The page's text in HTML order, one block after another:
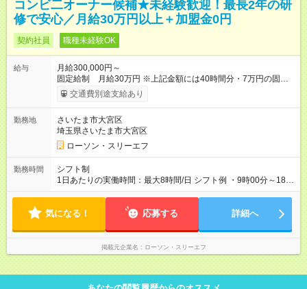
コンビ二オーナー候補★未経験歓迎！最長2年の研
修で安心／月給30万円以上＋加盟金0円
契約社員 職種未経験OK
給与
月給300,000円～
固定給制 月給30万円 ※上記金額には40時間分・7万円の固定
残業代（店舗手当）が含まれています。超過することは考えに
くいですが、固定時間超過分は追加支給します。 ※通勤手当は
ます。 【独立後（FCオーナー）】 あなたの頑張りや工夫次第
で、 収入アップが可能。 複数店舗経営で 年収1000万円以上に
なるオーナーも！ ★研修期間中も 【月給300,000円以上】を
保証 ★独立時に必要な 加盟金（準備金）は0円！ ★独立後も
処分品の一部や 店舗光熱費の50％を本部が 負担など支援が
充実！ 【試用期間】試用期間なし
交通費別途支給あり
勤務地
さいたま市大宮区
埼玉県さいたま市大宮区
ローソン・スリーエフ
勤務時間
シフト制
1日あたりの実働時間：最大8時間/日 シフト例 ・9時00分～18時
00分 ・12時00分～21時00分 ＜時間外労働について＞ 契約期間
は発生しません。 緊急時の対応がある場合などに残業が発生す
す。 ※独立後は各オーナーの裁量次第
気になる！ 応募する 詳細へ
掲載元企業名 ローソン・スリーエフ